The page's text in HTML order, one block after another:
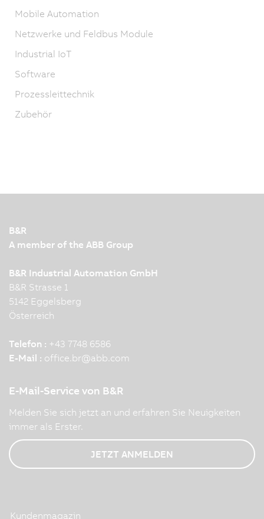
Mobile Automation
Netzwerke und Feldbus Module
Industrial IoT
Software
Prozessleittechnik
Zubehör
B&R
A member of the ABB Group
B&R Industrial Automation GmbH
B&R Strasse 1
5142 Eggelsberg
Österreich
Telefon : +43 7748 6586
E-Mail : office.br@abb.com
E-Mail-Service von B&R
Melden Sie sich jetzt an und erfahren Sie Neuigkeiten
immer als Erster.
JETZT ANMELDEN
Kundenmagazin